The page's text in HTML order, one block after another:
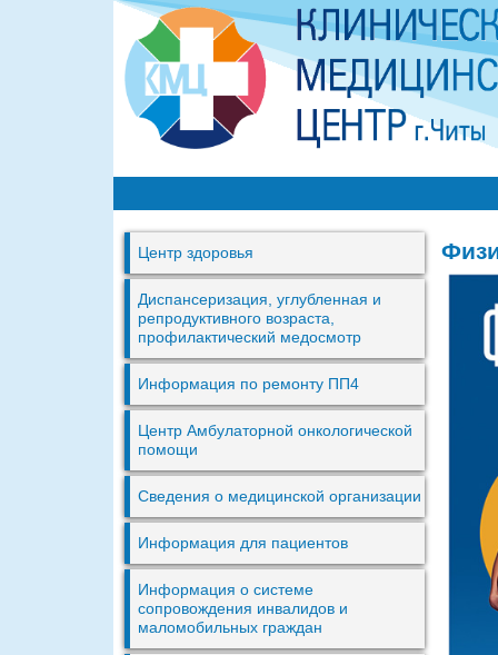
М
Ц
Ч
и
ы
Центр здоровья
Диспансеризация, углубленная и
репродуктивного возраста,
профилактический медосмотр
Информация по ремонту ПП4
Центр Амбулаторной онкологической
помощи
Сведения о медицинской организации
Информация для пациентов
Информация о системе
сопровождения инвалидов и
маломобильных граждан